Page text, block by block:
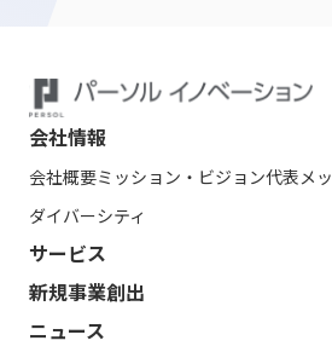
会社情報
会社概要ミッション・ビジョン代表メ
ダイバーシティ
サービス
新規事業創出
ニュース